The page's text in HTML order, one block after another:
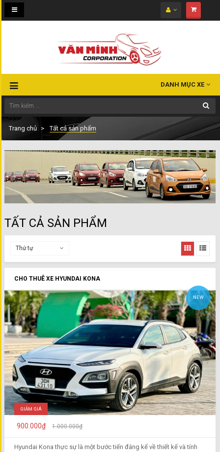
Toggle
navigation
DANH MỤC XE
Trang chủ Tất cả sản phẩm
TẤT CẢ SẢN PHẨM
Thứ tự
CHO THUÊ XE HYUNDAI KONA
NEW
GIẢM GIÁ
900.000₫ 1.000.000₫
Hyundai Kona thực sự là một bước tiến đáng kể về thiết kế và tính